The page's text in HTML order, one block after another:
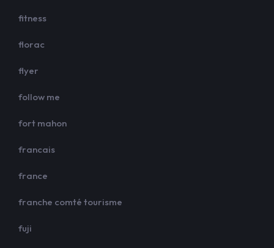
fitness
florac
flyer
follow me
fort mahon
francais
france
franche comté tourisme
fuji